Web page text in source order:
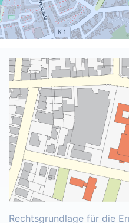
Rechtsgrundlage für die